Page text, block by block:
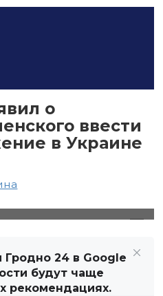
о
ввести
в Украине
Гродно 24 в Google
будут чаще
рекомендациях.